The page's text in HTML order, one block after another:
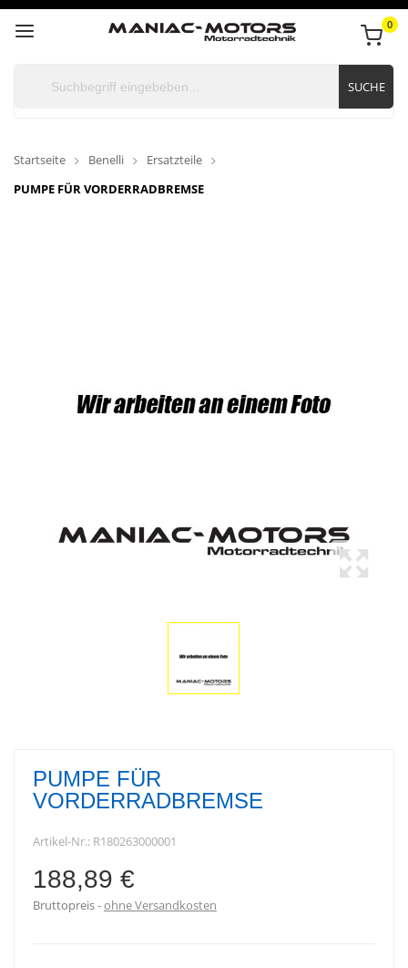
0
SUCHE
Startseite Benelli
Ersatzteile
PUMPE FÜR VORDERRADBREMSE
PUMPE FÜR
VORDERRADBREMSE
Artikel-Nr.: R180263000001
188,89 €
Bruttopreis ohne Versandkosten